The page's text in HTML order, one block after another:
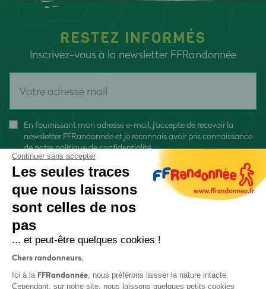
RESTEZ INFORMÉS
Inscrivez-vous à la newsletter FFRandonnée
En fournissant mon adresse e-mail, j'accepte de recevoir la
newsletter FFRandonnée et je reconnais avoir pris connaissance
denotre politique de confidentialité
Continuer sans accepter
Les seules traces
que nous laissons
sont celles de nos
pas
... et peut-être quelques cookies !
Chers randonneurs,
Ici à la FFRandonnée, nous préférons laisser la nature intacte.
Cependant, sur notre site, nous laissons quelques petits cookies